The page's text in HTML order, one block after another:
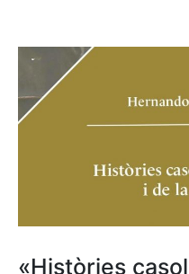
«Històries